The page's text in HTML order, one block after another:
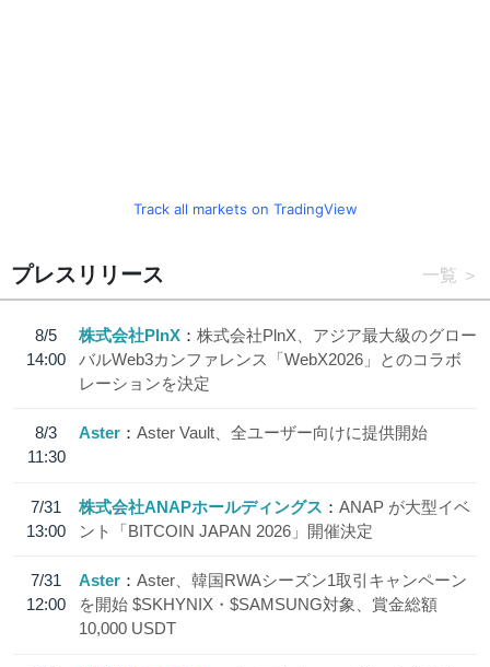
Track all markets on TradingView
プレスリリース 一覧
8/5
14:00
株式会社PlnX
株式会社PlnX、アジア最大級のグロー
バルWeb3カンファレンス「WebX2026」とのコラボ
レーションを決定
8/3
11:30
Aster Aster Vault、全ユーザー向けに提供開始
7/31
13:00
株式会社ANAPホールディングス
ANAP が大型イベ
ント「BITCOIN JAPAN 2026」開催決定
7/31
12:00
Aster
Aster、韓国RWAシーズン1取引キャンペーン
を開始 $SKHYNIX・$SAMSUNG対象、賞金総額
10,000 USDT